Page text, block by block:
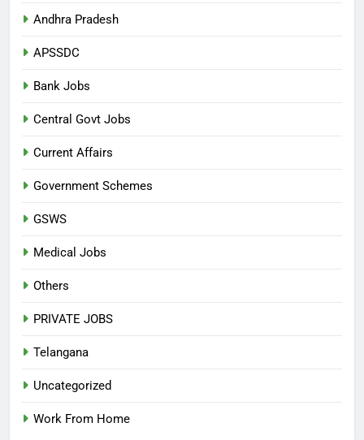
Andhra Pradesh
APSSDC
Bank Jobs
Central Govt Jobs
Current Affairs
Government Schemes
GSWS
Medical Jobs
Others
PRIVATE JOBS
Telangana
Uncategorized
Work From Home